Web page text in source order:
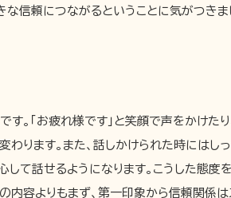
信頼につながるということに気がつきま
。「お疲れ様です」と笑顔で声をかけた
ります。また、話しかけられた時にはし
して話せるようになります。こうした態度
内容よりもまず、第一印象から信頼関係は